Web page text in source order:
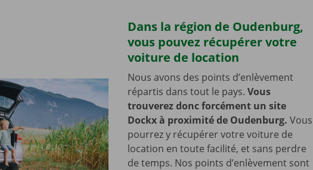
Dans la région de Oudenburg,
vous pouvez récupérer votre
voiture de location
Nous avons des points d’enlèvement
répartis dans tout le pays. Vous
trouverez donc forcément un site
Dockx à proximité de Oudenburg. Vous
pourrez y récupérer votre voiture de
location en toute facilité, et sans perdre
de temps. Nos points d’enlèvement sont